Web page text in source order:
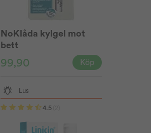
NoKlåda kylgel mot
bett
99,90 Köp
Lus
4.5